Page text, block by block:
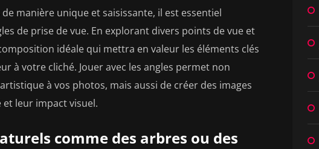
manière unique et saisissante, il est essentiel
de prise de vue. En explorant divers points de vue et
idéale qui mettra en valeur les éléments clés
à votre cliché. Jouer avec les angles permet non
à vos photos, mais aussi de créer des images
leur impact visuel.
comme des arbres ou des